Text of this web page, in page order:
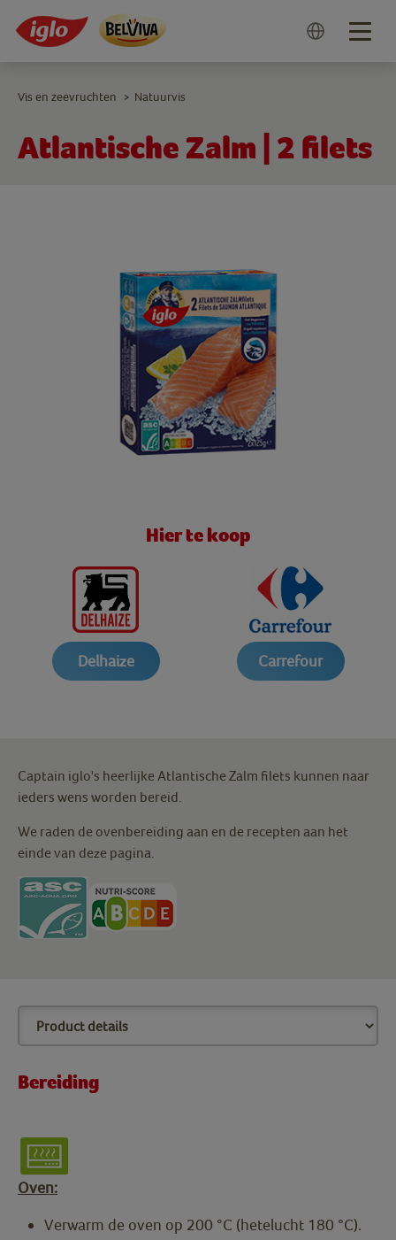
Atlantische Zalm | 2 filets
Vis en zeevruchten > Natuurvis
Hier te koop
Delhaize Carrefour
Captain iglo's heerlijke Atlantische Zalm filets kunnen naar
ieders wens worden bereid.
We raden de ovenbereiding aan en de recepten aan het
einde van deze pagina.
Bereiding
Oven:
Verwarm de oven op 200 °C (hetelucht 180 °C).